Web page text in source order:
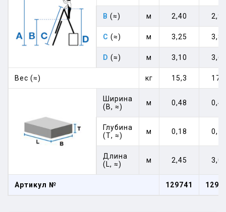
Артикул № 129741
B (≈) м 2,40
C (≈) м 3,25
D (≈) м 3,10
Вес (≈) кг 15,3
Ширина
(В, ≈)
м 0,48
Глубина
(Т, ≈)
м 0,18
Длина
(L, ≈)
м 2,45